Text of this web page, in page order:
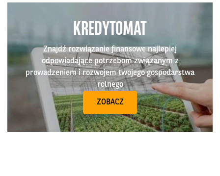
KREDYTOMAT
Znajdź rozwiązanie finansowe najlepiej
odpowiadające potrzebom związanym z
prowadzeniem i rozwojem twojego gospodarstwa
rolnego
ZOBACZ